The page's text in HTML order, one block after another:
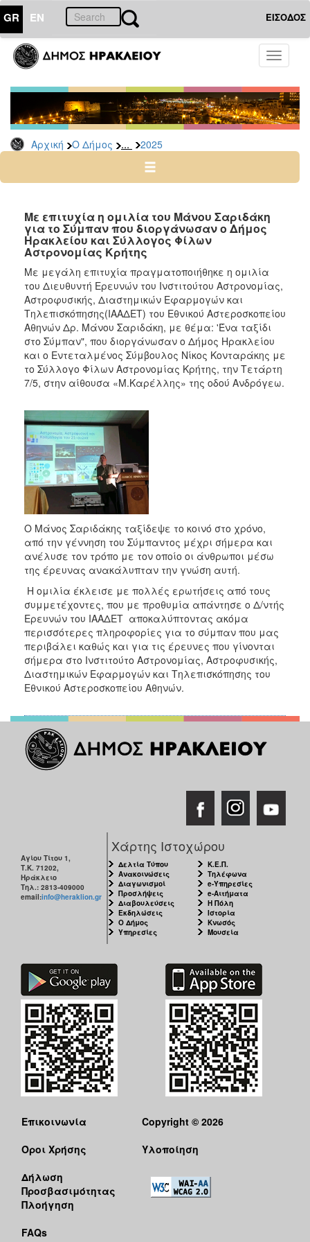
GR EN ΕΙΣΟΔΟΣ
Toggle
Αρχική Ο Δήμος ... 2025
ΔΗΜΟΣ
Δελτία
Τύπου
Αρχείο
2026
2024
2022
2021
2020
2019
2018
2017
2016
2015
2011
2010
2006
ΤΟΠΟΣ
ΠΟΛΙΤΙΣΜΟΣ
ΑΝΘΕΚΤΙΚΗ
ΠΟΛΗ
Με επιτυχία η ομιλία του Μάνου Σαριδάκη
για το Σύμπαν που διοργάνωσαν ο Δήμος
Ηρακλείου και Σύλλογος Φίλων
Αστρονομίας Κρήτης
Mε μεγάλη επιτυχία πραγματοποιήθηκε η ομιλία
του Διευθυντή Ερευνών του Ινστιτούτου Αστρονομίας,
Αστροφυσικής, Διαστημικών Εφαρμογών και
Τηλεπισκόπησης(ΙΑΑΔΕΤ) του Εθνικού Αστεροσκοπείου
Αθηνών Δρ. Μάνου Σαριδάκη, με θέμα: 'Ένα ταξίδι
στο Σύμπαν", που διοργάνωσαν ο Δήμος Ηρακλείου
και ο Εντεταλμένος Σύμβουλος Νίκος Κονταράκης με
το Σύλλογο Φίλων Αστρονομίας Κρήτης, την Τετάρτη
7/5, στην αίθουσα «Μ.Καρέλλης» της οδού Ανδρόγεω.
Ο Μάνος Σαριδάκης ταξίδεψε το κοινό στο χρόνο,
από την γέννηση του Σύμπαντος μέχρι σήμερα και
ανέλυσε τον τρόπο με τον οποίο οι άνθρωποι μέσω
της έρευνας ανακάλυπταν την γνώση αυτή.
Η ομιλία έκλεισε με πολλές ερωτήσεις από τους
συμμετέχοντες, που με προθυμία απάντησε ο Δ/ντής
Ερευνών του ΙΑΑΔΕΤ αποκαλύπτοντας ακόμα
περισσότερες πληροφορίες για το σύμπαν που μας
περιβάλει καθώς και για τις έρευνες που γίνονται
σήμερα στο Ινστιτούτο Αστρονομίας, Αστροφυσικής,
Διαστημικών Εφαρμογών και Τηλεπισκόπησης του
Εθνικού Αστεροσκοπείου Αθηνών.
Αγίου Τίτου 1,
Τ.Κ. 71202,
Ηράκλειο
Τηλ.: 2813-409000
email:info@heraklion.gr
Χάρτης Ιστοχώρου
Δελτία Τύπου
Ανακοινώσεις
Διαγωνισμοί
Προσλήψεις
Διαβουλεύσεις
Εκδηλώσεις
Ο Δήμος
Υπηρεσίες
Κ.Ε.Π.
Τηλέφωνα
e-Υπηρεσίες
e-Αιτήματα
Η Πόλη
Ιστορία
Κνωσός
Μουσεία
Επικοινωνία
Όροι Χρήσης
Δήλωση
Προσβασιμότητας
Πλοήγηση
FAQs
Copyright © 2026
Υλοποίηση